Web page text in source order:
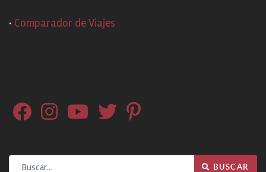
· Comparador de Viajes
Buscar BUSCAR